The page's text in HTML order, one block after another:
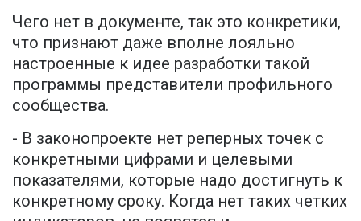
Чего нет в документе, так это конкретики,
что признают даже вполне лояльно
настроенные к идее разработки такой
программы представители профильного
сообщества.
- В законопроекте нет реперных точек с
конкретными цифрами и целевыми
показателями, которые надо достигнуть к
конкретному сроку. Когда нет таких четких